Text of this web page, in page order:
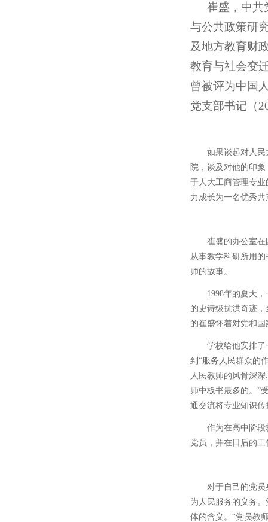
崔盛，中共
与公共政策研
及地方教育财
教育与社会变
曾被评为中国
党支部书记（
如果谈起对人民
院，谈及对他的印
于人大工商管理专
力成长为一名优秀
崔盛的办公室
从事教学科研所用
师的故事。
1998年的夏天
的史诗级抗洪奇迹
的崔盛怀着对党和
学校给他安排了
到“服务人民群众的
人民教师的风骨深
师中板书最多的。”
通交流将专业知识
作为在高中阶段
党员，并在日后的
对于自己的党
为人民服务的义务
体的含义。“党员教